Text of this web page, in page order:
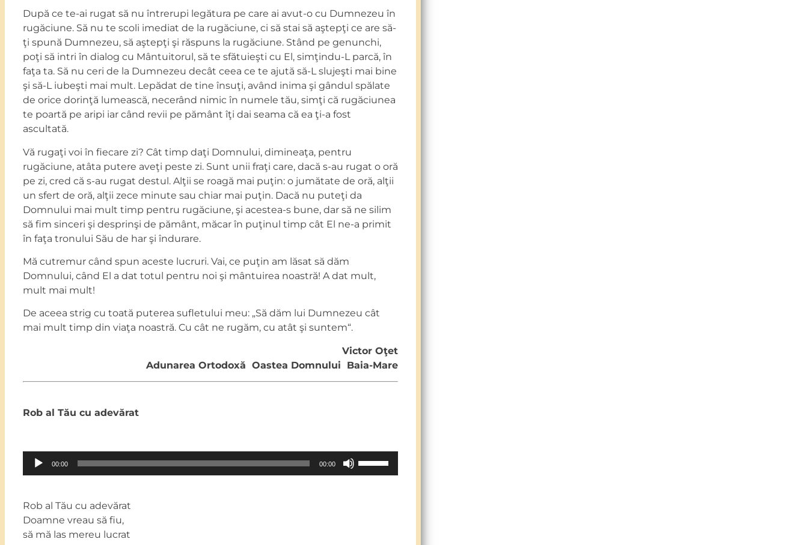
După ce te-ai rugat să nu întrerupi legătura pe care ai avut-o cu Dumnezeu în
rugăciune. Să nu te scoli imediat de la rugăciune, ci să stai să aştepţi ce are să-
ţi spună Dumnezeu, să aştepţi şi răspuns la rugăciune. Stând pe genunchi,
poţi să intri în dialog cu Mântuitorul, să te sfătuieşti cu El, simţindu-L parcă, în
faţa ta. Să nu ceri de la Dumnezeu decât ceea ce te ajută să-L slujeşti mai bine
şi să-L iubeşti mai mult. Lepădat de tine însuţi, având inima şi gândul spălate
de orice dorinţă lumească, necerând nimic în numele tău, simţi că rugăciunea
te poartă pe aripi iar când revii pe pământ îţi dai seama că ea ţi-a fost
ascultată.
Vă rugaţi voi în fiecare zi? Cât timp daţi Domnului, dimineaţa, pentru
rugăciune, atâta putere aveţi peste zi. Sunt unii fraţi care, dacă s-au rugat o oră
pe zi, cred că s-au rugat destul. Alţii se roagă mai puţin: o jumătate de oră, alţii
un sfert de oră, alţii zece minute sau chiar mai puţin. Dacă nu puteţi da
Domnului mai mult timp pentru rugăciune, şi acestea-s bune, dar să ne silim
să fim sinceri şi desprinşi de pământ, măcar în puţinul timp cât El ne-a primit
în faţa tronului Său de har şi îndurare.
Mă cutremur când spun aceste lucruri. Vai, ce puţin am lăsat să dăm
Domnului, când El a dat totul pentru noi şi mântuirea noastră! A dat mult,
mult mai mult!
De aceea strig cu toată puterea sufletului meu: „Să dăm lui Dumnezeu cât
mai mult timp din viaţa noastră. Cu cât ne rugăm, cu atât şi suntem“.
Victor Oţet
Adunarea Ortodoxă Oastea Domnului Baia-Mare
Rob al Tău cu adevărat
Audio
00:00 00:00
Rob al Tău cu adevărat
Doamne vreau să fiu,
să mă las mereu lucrat